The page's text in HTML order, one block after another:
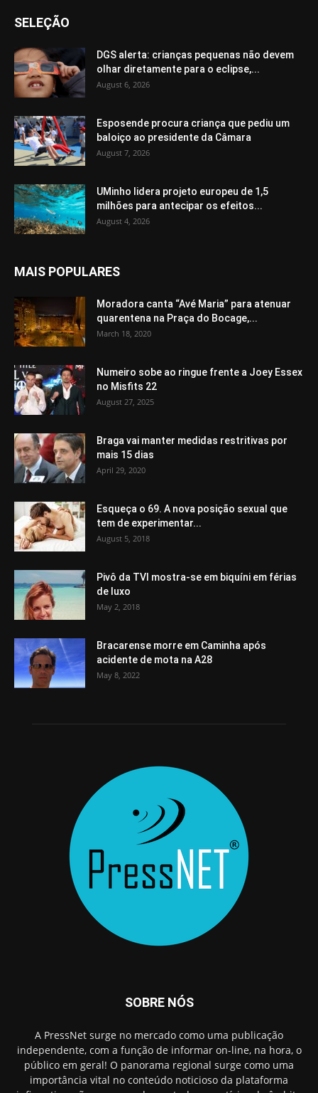
SELEÇÃO
DGS alerta: crianças pequenas não devem
olhar diretamente para o eclipse,...
August 6, 2026
Esposende procura criança que pediu um
baloiço ao presidente da Câmara
August 7, 2026
UMinho lidera projeto europeu de 1,5
milhões para antecipar os efeitos...
August 4, 2026
MAIS POPULARES
Moradora canta “Avé Maria” para atenuar
quarentena na Praça do Bocage,...
March 18, 2020
Numeiro sobe ao ringue frente a Joey Essex
no Misfits 22
August 27, 2025
Braga vai manter medidas restritivas por
mais 15 dias
April 29, 2020
Esqueça o 69. A nova posição sexual que
tem de experimentar...
August 5, 2018
Pivô da TVI mostra-se em biquíni em férias
de luxo
May 2, 2018
Bracarense morre em Caminha após
acidente de mota na A28
May 8, 2022
SOBRE NÓS
A PressNet surge no mercado como uma publicação
independente, com a função de informar on-line, na hora, o
público em geral! O panorama regional surge como uma
importância vital no conteúdo noticioso da plataforma